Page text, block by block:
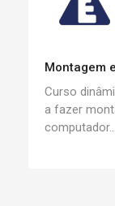
Montagem
Curso
a fazer
computador...